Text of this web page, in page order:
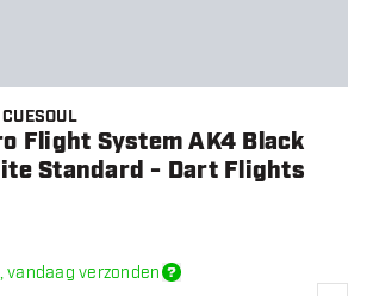
CUESOUL
Flight System AK4 Black
Standard - Dart Flights
vandaag verzonden